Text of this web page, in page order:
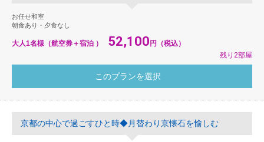
お任せ和室
朝食あり・夕食なし
大人1名様（航空券＋宿泊 ） 52,100円（税込）
残り2部屋
京都の中心で過ごすひと時◆月替わり京懐石を愉しむ